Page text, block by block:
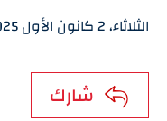
الثلاثاء، 2 كانون الأول 2025 | المصدر : REDTV
شارك